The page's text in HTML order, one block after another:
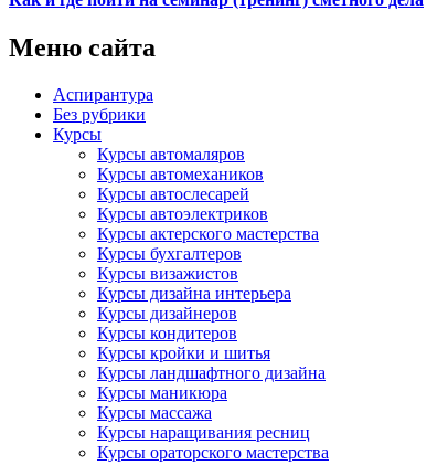
Меню сайта
Аспирантура
Без рубрики
Курсы
Курсы автомаляров
Курсы автомехаников
Курсы автослесарей
Курсы автоэлектриков
Курсы актерского мастерства
Курсы бухгалтеров
Курсы визажистов
Курсы дизайна интерьера
Курсы дизайнеров
Курсы кондитеров
Курсы кройки и шитья
Курсы ландшафтного дизайна
Курсы маникюра
Курсы массажа
Курсы наращивания ресниц
Курсы ораторского мастерства